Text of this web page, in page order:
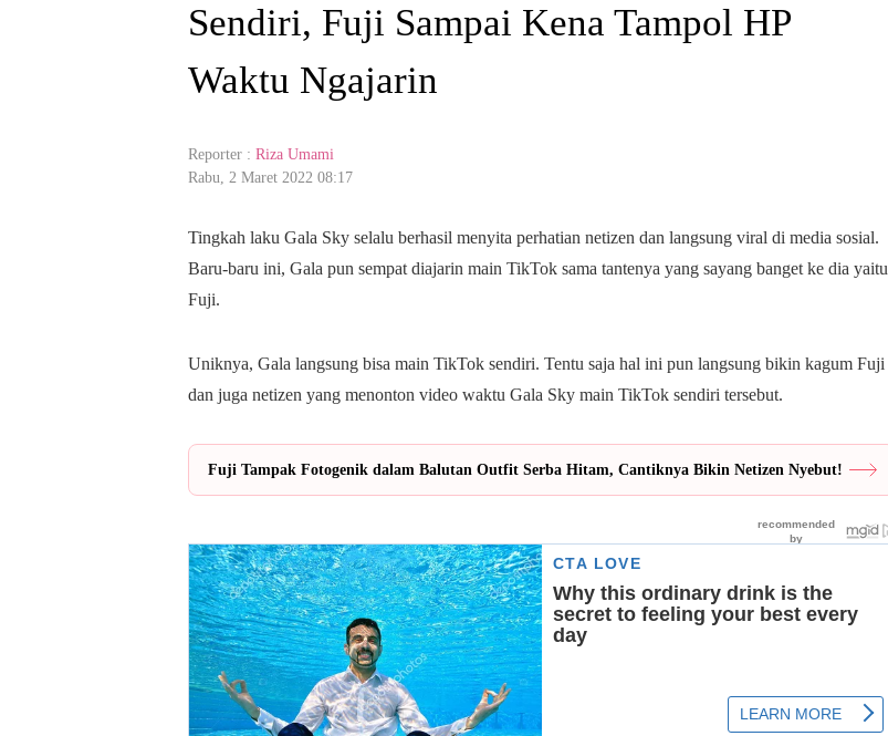
Sendiri, Fuji Sampai Kena Tampol HP
Waktu Ngajarin
Reporter : Riza Umami
Rabu, 2 Maret 2022 08:17
Tingkah laku Gala Sky selalu berhasil menyita perhatian netizen dan langsung viral di media sosial.
Baru-baru ini, Gala pun sempat diajarin main TikTok sama tantenya yang sayang banget ke dia yaitu
Fuji.
Uniknya, Gala langsung bisa main TikTok sendiri. Tentu saja hal ini pun langsung bikin kagum Fuji
dan juga netizen yang menonton video waktu Gala Sky main TikTok sendiri tersebut.
Fuji Tampak Fotogenik dalam Balutan Outfit Serba Hitam, Cantiknya Bikin Netizen Nyebut!